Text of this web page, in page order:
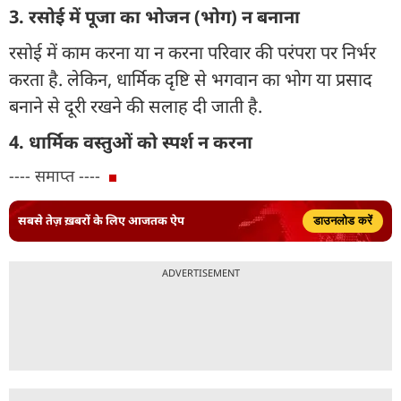
3. रसोई में पूजा का भोजन (भोग) न बनाना
रसोई में काम करना या न करना परिवार की परंपरा पर निर्भर
करता है. लेकिन, धार्मिक दृष्टि से भगवान का भोग या प्रसाद
बनाने से दूरी रखने की सलाह दी जाती है.
4. धार्मिक वस्तुओं को स्पर्श न करना
---- समाप्त ----
सबसे तेज़ ख़बरों के लिए आजतक ऐप डाउनलोड करें
ADVERTISEMENT